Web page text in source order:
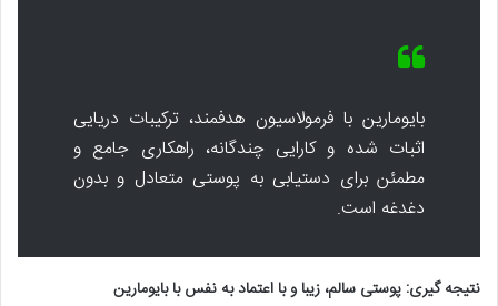
بایومارین با فرمولاسیون هدفمند، ترکیبات دریایی
اثبات شده و کارایی چندگانه، راهکاری جامع و
مطمئن برای دستیابی به پوستی متعادل و بدون
دغدغه است.
نتیجه گیری: پوستی سالم، زیبا و با اعتماد به نفس با بایومارین